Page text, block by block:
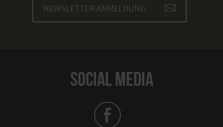
NEWSLETTER-ANMELDUNG
SOCIAL MEDIA